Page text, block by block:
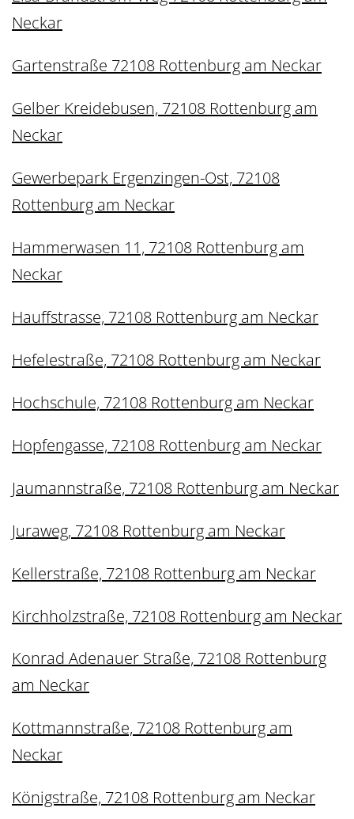
Neckar
Gartenstraße 72108 Rottenburg am Neckar
Gelber Kreidebusen, 72108 Rottenburg am
Neckar
Gewerbepark Ergenzingen-Ost, 72108
Rottenburg am Neckar
Hammerwasen 11, 72108 Rottenburg am
Neckar
Hauffstrasse, 72108 Rottenburg am Neckar
Hefelestraße, 72108 Rottenburg am Neckar
Hochschule, 72108 Rottenburg am Neckar
Hopfengasse, 72108 Rottenburg am Neckar
Jaumannstraße, 72108 Rottenburg am Neckar
Juraweg, 72108 Rottenburg am Neckar
Kellerstraße, 72108 Rottenburg am Neckar
Kirchholzstraße, 72108 Rottenburg am Neckar
Konrad Adenauer Straße, 72108 Rottenburg
am Neckar
Kottmannstraße, 72108 Rottenburg am
Neckar
Königstraße, 72108 Rottenburg am Neckar